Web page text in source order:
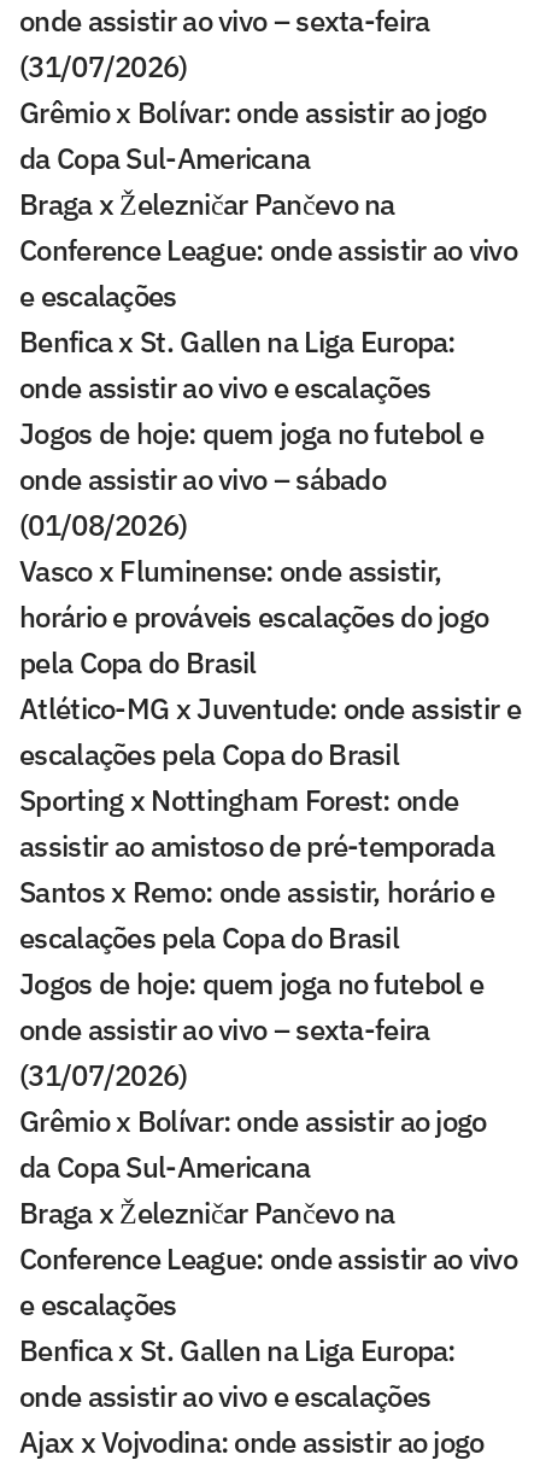
onde assistir ao vivo – sexta-feira
(31/07/2026)
Grêmio x Bolívar: onde assistir ao jogo
da Copa Sul-Americana
Braga x Železničar Pančevo na
Conference League: onde assistir ao vivo
e escalações
Benfica x St. Gallen na Liga Europa:
onde assistir ao vivo e escalações
Jogos de hoje: quem joga no futebol e
onde assistir ao vivo – sábado
(01/08/2026)
Vasco x Fluminense: onde assistir,
horário e prováveis escalações do jogo
pela Copa do Brasil
Atlético-MG x Juventude: onde assistir e
escalações pela Copa do Brasil
Sporting x Nottingham Forest: onde
assistir ao amistoso de pré-temporada
Santos x Remo: onde assistir, horário e
escalações pela Copa do Brasil
Jogos de hoje: quem joga no futebol e
onde assistir ao vivo – sexta-feira
(31/07/2026)
Grêmio x Bolívar: onde assistir ao jogo
da Copa Sul-Americana
Braga x Železničar Pančevo na
Conference League: onde assistir ao vivo
e escalações
Benfica x St. Gallen na Liga Europa:
onde assistir ao vivo e escalações
Ajax x Vojvodina: onde assistir ao jogo